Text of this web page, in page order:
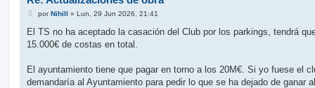
M
n
a
porNihill » Lun, 29 Jun 2026, 21:41
El TS no ha aceptado la casación del Club por los parkings, tendrá
15.000€ de costas en total.
El ayuntamiento tiene que pagar en torno a los 20M€. Si yo fuese el
demandaría al Ayuntamiento para pedir lo que se ha dejado de ganar